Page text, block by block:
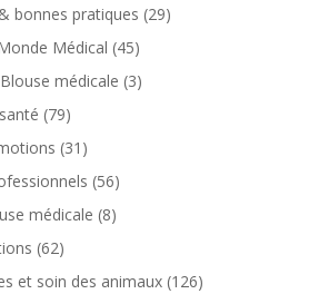
bonnes pratiques (29)
Médical (45)
médicale (3)
(79)
(31)
(56)
médicale (8)
(62)
et soin des animaux(126)